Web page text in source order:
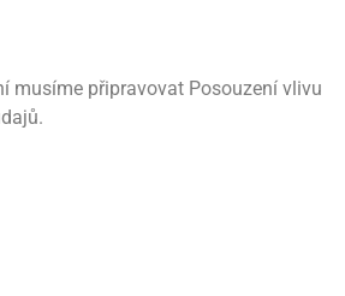
musíme připravovat Posouzení vlivu